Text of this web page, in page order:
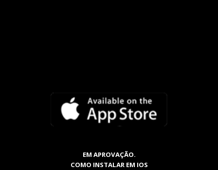
EM APROVAÇÃO.
COMO INSTALAR EM IOS